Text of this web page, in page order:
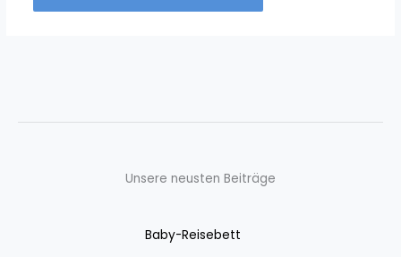
Unsere neusten Beiträge
Baby-Reisebett